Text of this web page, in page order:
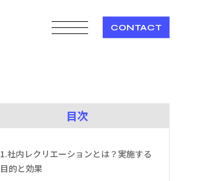
CONTACT
目次
1.社内レクリエーションとは？実施する
目的と効果